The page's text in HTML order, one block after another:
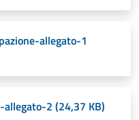
allegato-1
2 (24,37 KB)